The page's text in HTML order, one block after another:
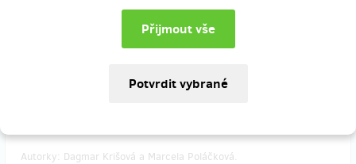
Děti to chtěj vědět taky je nabitá odbornými a ověřenými
informacemi o tom, jak se vyvíjí vztahy, sexualita a tělesno napříč
dětstvím až po dospělost, ale taky osobními výpověďmi a
témat od diverzity těl a masturbace přes první lásky a rozchody až
Autorky: Dagmar Krišová a Marcela Poláčková.